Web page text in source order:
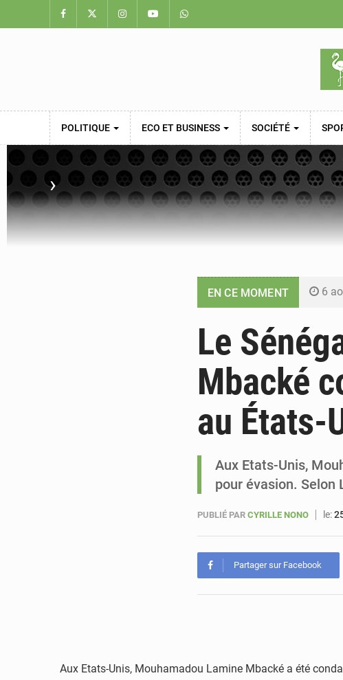
POLITIQUE ECO ET BUSINESS SOCIÉTÉ
›
EN CE MOMENT 6
5
5
5
Le
Mbacké
au États-
Aux Etats-Unis,
pour évasion. Selon
PUBLIÉ PAR CYRILLE NONO le:
Partager sur Facebook
Aux Etats-Unis, Mouhamadou Lamine Mbacké a été